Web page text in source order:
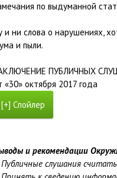
по выдуманной
и ни слова о нарушениях,
и пыли.
ПУБЛИЧНЫХ
«30» октября 2017 года
и рекомендации
Публичные слушания